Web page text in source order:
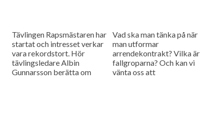
Tävlingen Rapsmästaren har
startat och intresset verkar
vara rekordstort. Hör
tävlingsledare Albin
Gunnarsson berätta om
Vad ska man tänka på när
man utformar
arrendekontrakt? Vilka är
fallgroparna? Och kan vi
vänta oss att